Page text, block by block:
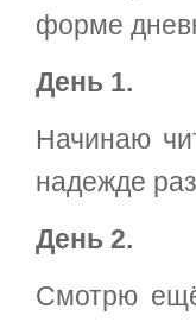
форме
День 1.
Начинаю
надежде
День 2.
Смотрю